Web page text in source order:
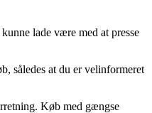
lade være med at presse
således at du er velinformeret
Køb med gængse